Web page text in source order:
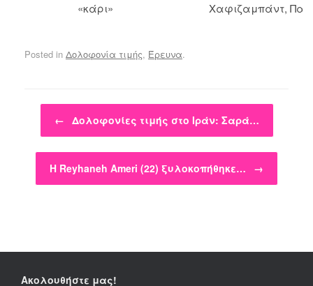
«κάρι»
Χαφιζαμπάντ,
Posted in Δολοφονία τιμής, Έρευνα.
Post navigation
← Δολοφονίες τιμής στο Ιράν: Σαρά…
Η Reyhaneh Ameri (22) ξυλοκοπήθηκε… →
Ακολουθήστε μας!